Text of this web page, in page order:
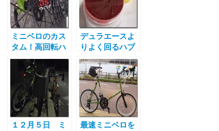
ミニベロのカス
タム！高回転ハ
ブに交換 スピ
ードアップ最短
距離です！
デュラエースよ
りよく回るハブ
グリス「ピンク
グリス」の誕生
秘話とは
１２月５日 ミ
最速ミニベロを